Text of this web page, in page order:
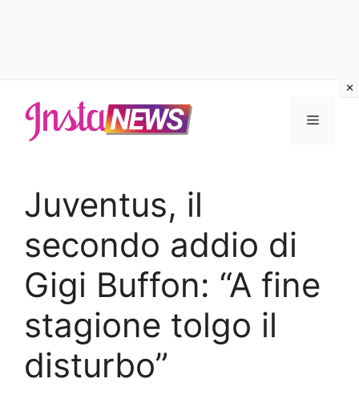
contenuto
Menu
Juventus, il
secondo addio di
Gigi Buffon: “A fine
stagione tolgo il
disturbo”